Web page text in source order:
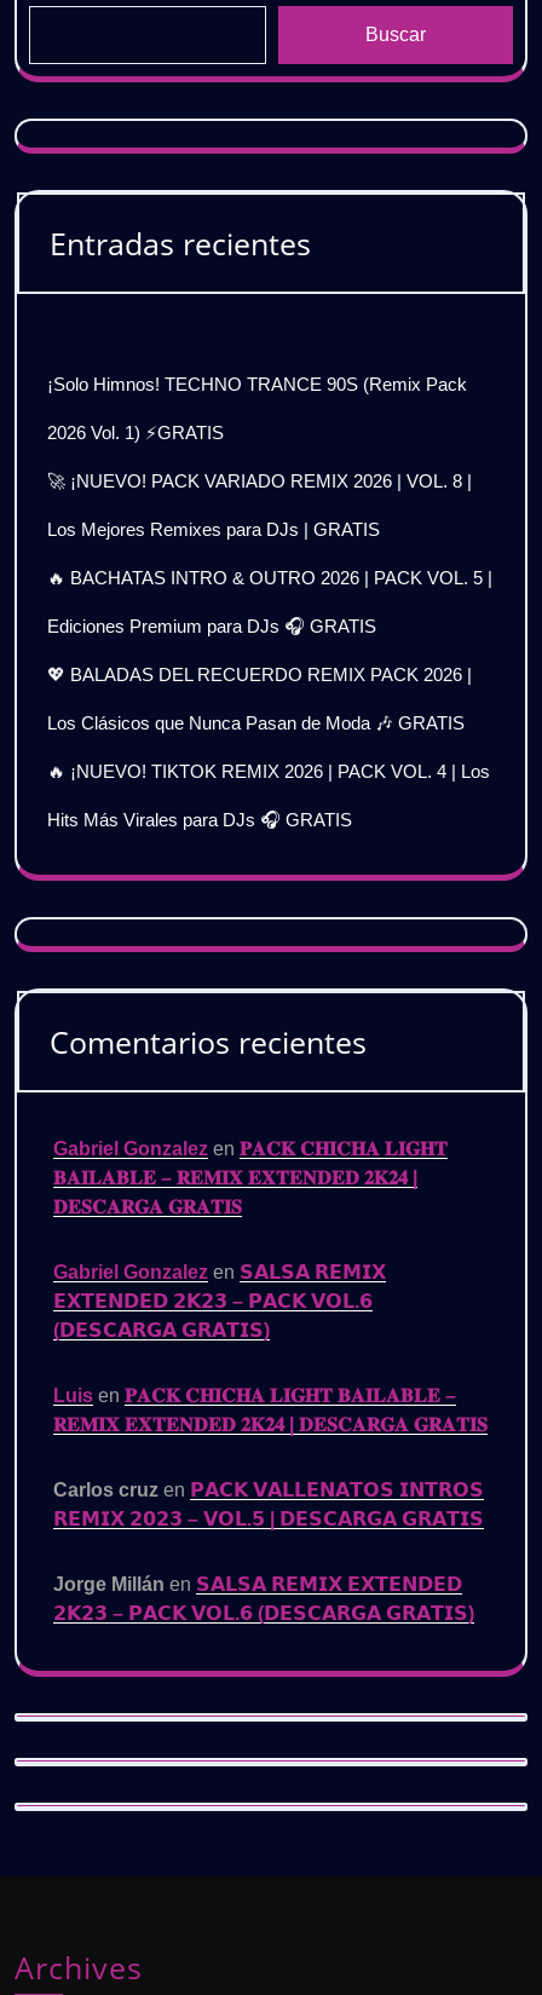
Buscar
Entradas recientes
¡Solo Himnos! TECHNO TRANCE 90S (Remix Pack
2026 Vol. 1) ⚡GRATIS
🚀 ¡NUEVO! PACK VARIADO REMIX 2026 | VOL. 8 |
Los Mejores Remixes para DJs | GRATIS
🔥 BACHATAS INTRO & OUTRO 2026 | PACK VOL. 5 |
Ediciones Premium para DJs 🎧 GRATIS
💖 BALADAS DEL RECUERDO REMIX PACK 2026 |
Los Clásicos que Nunca Pasan de Moda 🎶 GRATIS
🔥 ¡NUEVO! TIKTOK REMIX 2026 | PACK VOL. 4 | Los
Hits Más Virales para DJs 🎧 GRATIS
Comentarios recientes
Gabriel Gonzalez en 𝐏𝐀𝐂𝐊 𝐂𝐇𝐈𝐂𝐇𝐀 𝐋𝐈𝐆𝐇𝐓
𝐁𝐀𝐈𝐋𝐀𝐁𝐋𝐄 – 𝐑𝐄𝐌𝐈𝐗 𝐄𝐗𝐓𝐄𝐍𝐃𝐄𝐃 𝟐𝐊𝟐𝟒 |
𝐃𝐄𝐒𝐂𝐀𝐑𝐆𝐀 𝐆𝐑𝐀𝐓𝐈𝐒
Gabriel Gonzalez en 𝗦𝗔𝗟𝗦𝗔 𝗥𝗘𝗠𝗜𝗫
𝗘𝗫𝗧𝗘𝗡𝗗𝗘𝗗 𝟮𝗞𝟮𝟯 – 𝗣𝗔𝗖𝗞 𝗩𝗢𝗟.𝟲
(𝗗𝗘𝗦𝗖𝗔𝗥𝗚𝗔 𝗚𝗥𝗔𝗧𝗜𝗦)
Luis en 𝐏𝐀𝐂𝐊 𝐂𝐇𝐈𝐂𝐇𝐀 𝐋𝐈𝐆𝐇𝐓 𝐁𝐀𝐈𝐋𝐀𝐁𝐋𝐄 –
𝐑𝐄𝐌𝐈𝐗 𝐄𝐗𝐓𝐄𝐍𝐃𝐄𝐃 𝟐𝐊𝟐𝟒 | 𝐃𝐄𝐒𝐂𝐀𝐑𝐆𝐀 𝐆𝐑𝐀𝐓𝐈𝐒
Carlos cruz en 𝗣𝗔𝗖𝗞 𝗩𝗔𝗟𝗟𝗘𝗡𝗔𝗧𝗢𝗦 𝗜𝗡𝗧𝗥𝗢𝗦
𝗥𝗘𝗠𝗜𝗫 𝟮𝟬𝟮𝟯 – 𝗩𝗢𝗟.𝟱 | 𝗗𝗘𝗦𝗖𝗔𝗥𝗚𝗔 𝗚𝗥𝗔𝗧𝗜𝗦
Jorge Millán en 𝗦𝗔𝗟𝗦𝗔 𝗥𝗘𝗠𝗜𝗫 𝗘𝗫𝗧𝗘𝗡𝗗𝗘𝗗
𝟮𝗞𝟮𝟯 – 𝗣𝗔𝗖𝗞 𝗩𝗢𝗟.𝟲 (𝗗𝗘𝗦𝗖𝗔𝗥𝗚𝗔 𝗚𝗥𝗔𝗧𝗜𝗦)
Archives